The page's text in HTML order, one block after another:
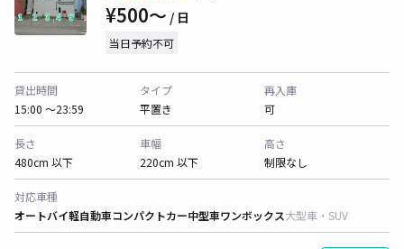
¥500〜 / 日
当日予約不可
貸出時間
15:00 〜23:59
タイプ
平置き
再入庫
可
長さ
480cm 以下
車幅
220cm 以下
高さ
制限なし
対応車種
オートバイ軽自動車コンパクトカー中型車ワンボックス大型車・SUV